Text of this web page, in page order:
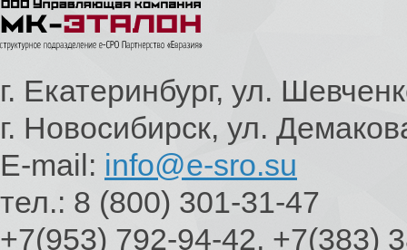
г. Екатеринбург, ул.
г. Новосибирск, ул.
E-mail: info@e-sro.su
тел.: 8 (800) 301-31-47
+7(953) 792-94-42, +7(383)